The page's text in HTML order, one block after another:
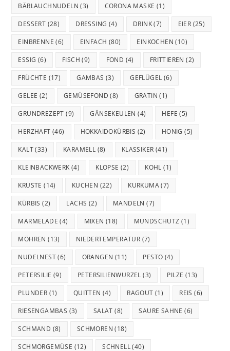
BÄRLAUCHNUDELN (3) CORONA MASKE (1)
DESSERT (28) DRESSING (4) DRINK(7) EIER (25)
EINBRENNE (6) EINFACH (80) EINKOCHEN (10)
ESSIG (6) FISCH (9) FOND (4) FRITTIEREN (2)
FRÜCHTE (17) GAMBAS (3) GEFLÜGEL (6)
GELEE (2) GEMÜSEFOND (8) GRATIN (1)
GRUNDREZEPT (9) GÄNSEKEULEN (4) HEFE (5)
HERZHAFT (46) HOKKAIDOKÜRBIS (2) HONIG (5)
KALT(33) KARAMELL (8) KLASSIKER (41)
KLEINBACKWERK (4) KLOPSE (2) KOHL (1)
KRUSTE (14) KUCHEN (22) KURKUMA(7)
KÜRBIS (2) LACHS (2) MANDELN (7)
MARMELADE (4) MIXEN (18) MUNDSCHUTZ (1)
MÖHREN (13) NIEDERTEMPERATUR (7)
NUDELNEST(6) ORANGEN (11) PESTO (4)
PETERSILIE (9) PETERSILIENWURZEL (3) PILZE (13)
PLUNDER (1) QUITTEN (4) RAGOUT (1) REIS (6)
RIESENGAMBAS (3) SALAT (8) SAURE SAHNE (6)
SCHMAND (8) SCHMOREN (18)
SCHMORGEMÜSE (12) SCHNELL(40)